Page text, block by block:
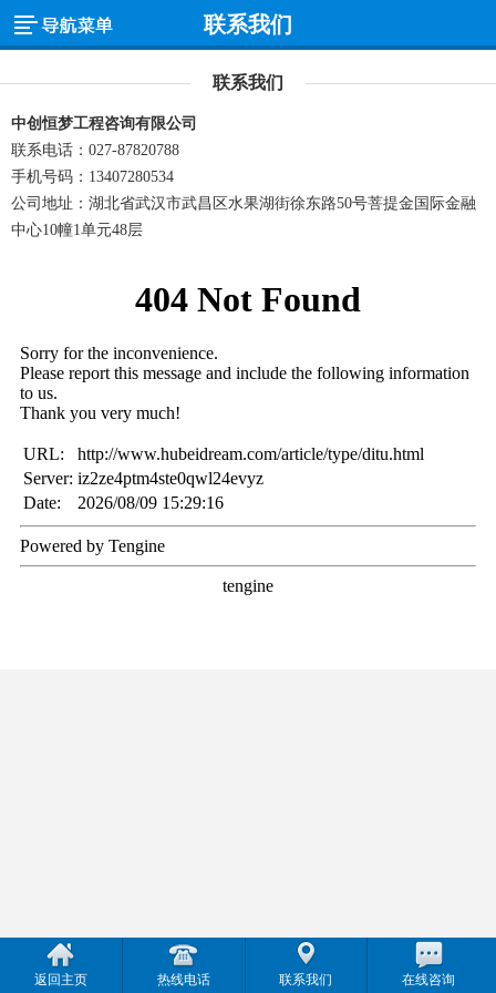
联系我们
联系我们
中创恒梦工程咨询有限公司
联系电话：027-87820788
手机号码：13407280534
公司地址：湖北省武汉市武昌区水果湖街徐东路50号菩提金国际金融
中心10幢1单元48层
返回主页 热线电话 联系我们 在线咨询